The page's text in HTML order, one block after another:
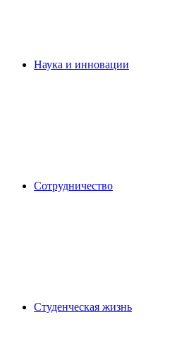
Наука и инновации
Сотрудничество
Студенческая жизнь